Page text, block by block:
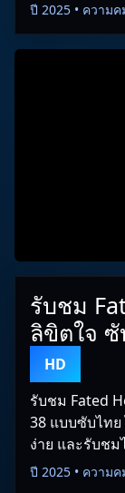
ปี 2025 • ความ
รับชม
ลิขิตใจ
HD
รับชม Fated
38 แบบซับไท
ง่าย และรับช
ปี 2025 • ความ